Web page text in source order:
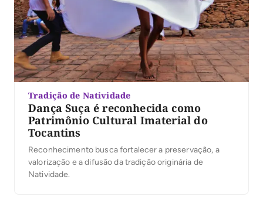
Tradição de Natividade
Dança Suça é reconhecida como
Patrimônio Cultural Imaterial do
Tocantins
Reconhecimento busca fortalecer a preservação, a
valorização e a difusão da tradição originária de
Natividade.